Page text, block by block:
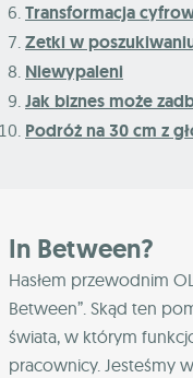
Transformacja
Zetki w
Niewypaleni
Jak biznes może
Podróż na 30 cm z
In Between?
Hasłem przewodnim
Between”. Skąd ten
świata, w którym
pracownicy. Jesteśmy